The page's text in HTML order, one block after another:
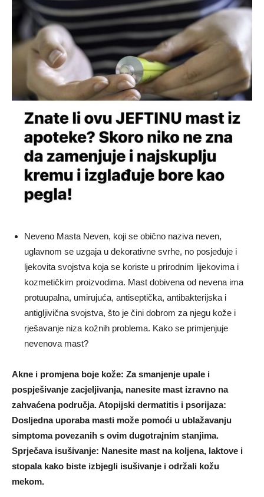
Neveno Masta Neven, koji se obično naziva neven,
uglavnom se uzgaja u dekorativne svrhe, no posjeduje i
ljekovita svojstva koja se koriste u prirodnim lijekovima i
kozmetičkim proizvodima. Mast dobivena od nevena ima
protuupalna, umirujuća, antiseptička, antibakterijska i
antigljivična svojstva, što je čini dobrom za njegu kože i
rješavanje niza kožnih problema. Kako se primjenjuje
nevenova mast?
Akne i promjena boje kože: Za smanjenje upale i
pospješivanje zacjeljivanja, nanesite mast izravno na
zahvaćena područja. Atopijski dermatitis i psorijaza:
Dosljedna uporaba masti može pomoći u ublažavanju
simptoma povezanih s ovim dugotrajnim stanjima.
Sprječava isušivanje: Nanesite mast na koljena, laktove i
stopala kako biste izbjegli isušivanje i održali kožu
mekom.